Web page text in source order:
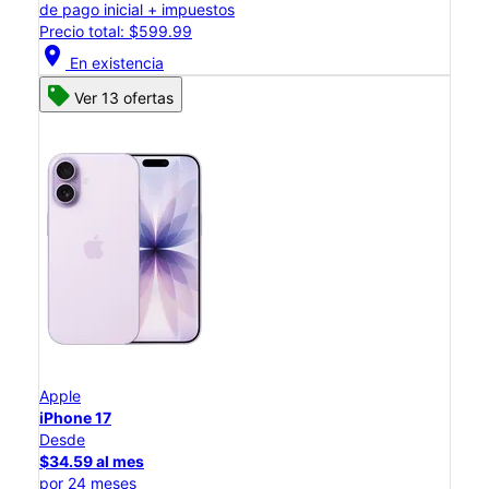
de pago inicial + impuestos
Precio total: $599.99
location_on En existencia
Ver 13 ofertas
Apple
iPhone 17
Desde
$34.59 al mes
por 24 meses